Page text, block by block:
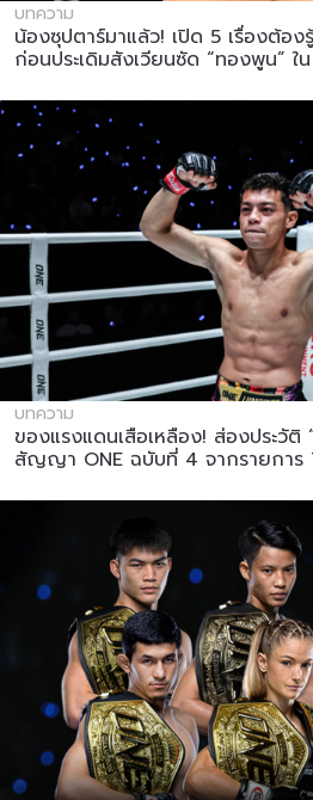
บทความ
น้องซุปตาร์มาแล้ว! เปิด 5 เรื่องต้อง
ก่อนประเดิมสังเวียนซัด “ทองพูน”
บทความ
ของแรงแดนเสือเหลือง! ส่องประวั
สัญญา ONE ฉบับที่ 4 จากรายการ